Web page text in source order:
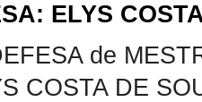
ELYS
de
COSTA DE